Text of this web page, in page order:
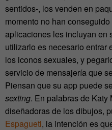
sentidos-, los venden en
momento no han
aplicaciones les incluyan en
utilizarlo es necesario entrar
los iconos sexuales, y
servicio de mensajería que
Piensan que su app puede
sexting. En palabras de Katy
diseñadoras de los dibujos,
Espagueti, la intención es